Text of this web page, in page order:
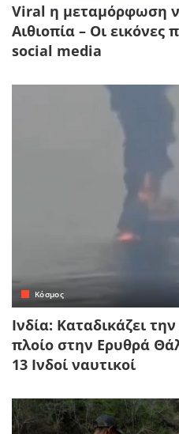
Viral η μεταμόρφωση
Αιθιοπία – Οι
social media
Κόσμος
Ινδία: Καταδικάζει
πλοίο στην Ερυθρά
13 Ινδοί ναυτικοί